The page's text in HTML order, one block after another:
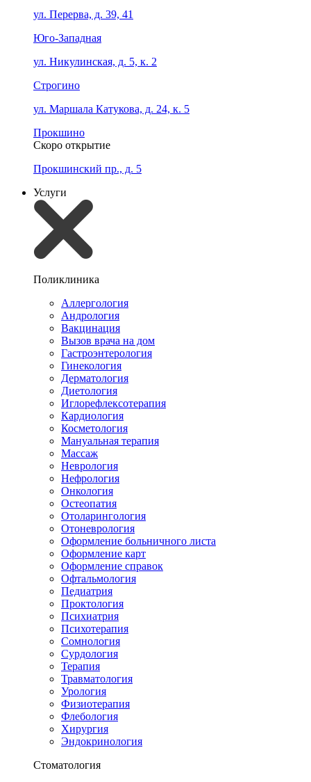
ул. Перерва, д. 39, 41
Юго-Западная
ул. Никулинская, д. 5, к. 2
Строгино
ул. Маршала Катукова, д. 24, к. 5
Прокшино
Скоро открытие
Прокшинский пр., д. 5
Услуги
Поликлиника
Аллергология
Андрология
Вакцинация
Вызов врача на дом
Гастроэнтерология
Гинекология
Дерматология
Диетология
Иглорефлексотерапия
Кардиология
Косметология
Мануальная терапия
Массаж
Неврология
Нефрология
Онкология
Остеопатия
Отоларингология
Отоневрология
Оформление больничного листа
Оформление карт
Оформление справок
Офтальмология
Педиатрия
Проктология
Психиатрия
Психотерапия
Сомнология
Сурдология
Терапия
Травматология
Урология
Физиотерапия
Флебология
Хирургия
Эндокринология
Стоматология